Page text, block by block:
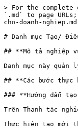
> For the
`.md` to page
cho-doanh-
# Danh mục Tạo/
## **Mô tả nghiệp
Danh mục này
## **Các bước thực
### **Hướng dẫn
Trên Thanh tác
Thực hiện tạo mới